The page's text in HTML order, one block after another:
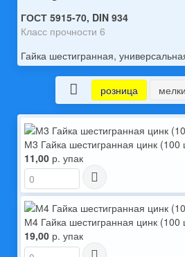
ГОСТ 5915-70, DIN 934
Класс прочности 6
Гайка шестигранная,
розница
М3 Гайка шестигранная цинк (100
11,00 р. упак
М4 Гайка шестигранная цинк (100
19,00 р. упак